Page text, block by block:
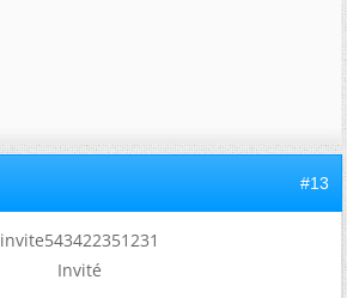
#13
invite543422351231
Invité